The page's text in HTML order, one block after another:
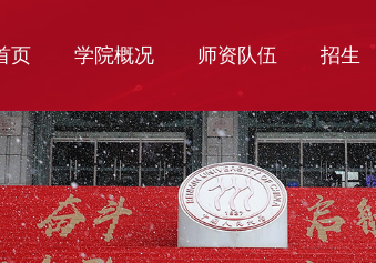
页 学院概况 师资队伍 招生